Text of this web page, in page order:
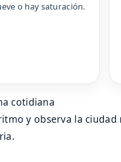
o hay saturación.
y observa la ciudad